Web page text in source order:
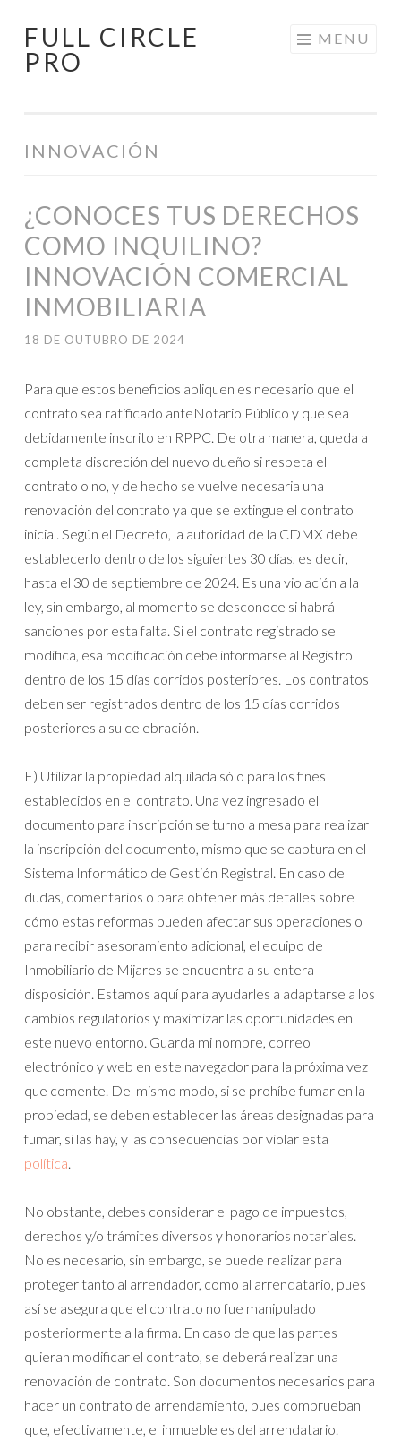
Pular
para
FULL CIRCLE
PRO
MENU
INNOVACIÓN
¿CONOCES TUS DERECHOS
COMO INQUILINO?
INNOVACIÓN COMERCIAL
INMOBILIARIA
18 DE OUTUBRO DE 2024
Para que estos beneficios apliquen es necesario que el
contrato sea ratificado anteNotario Público y que sea
debidamente inscrito en RPPC. De otra manera, queda a
completa discreción del nuevo dueño si respeta el
contrato o no, y de hecho se vuelve necesaria una
renovación del contrato ya que se extingue el contrato
inicial. Según el Decreto, la autoridad de la CDMX debe
establecerlo dentro de los siguientes 30 días, es decir,
hasta el 30 de septiembre de 2024. Es una violación a la
ley, sin embargo, al momento se desconoce si habrá
sanciones por esta falta. Si el contrato registrado se
modifica, esa modificación debe informarse al Registro
dentro de los 15 días corridos posteriores. Los contratos
deben ser registrados dentro de los 15 días corridos
posteriores a su celebración.
E) Utilizar la propiedad alquilada sólo para los fines
establecidos en el contrato. Una vez ingresado el
documento para inscripción se turno a mesa para realizar
la inscripción del documento, mismo que se captura en el
Sistema Informático de Gestión Registral. En caso de
dudas, comentarios o para obtener más detalles sobre
cómo estas reformas pueden afectar sus operaciones o
para recibir asesoramiento adicional, el equipo de
Inmobiliario de Mijares se encuentra a su entera
disposición. Estamos aquí para ayudarles a adaptarse a los
cambios regulatorios y maximizar las oportunidades en
este nuevo entorno. Guarda mi nombre, correo
electrónico y web en este navegador para la próxima vez
que comente. Del mismo modo, si se prohíbe fumar en la
propiedad, se deben establecer las áreas designadas para
fumar, si las hay, y las consecuencias por violar esta
política.
No obstante, debes considerar el pago de impuestos,
derechos y/o trámites diversos y honorarios notariales.
No es necesario, sin embargo, se puede realizar para
proteger tanto al arrendador, como al arrendatario, pues
así se asegura que el contrato no fue manipulado
posteriormente a la firma. En caso de que las partes
quieran modificar el contrato, se deberá realizar una
renovación de contrato. Son documentos necesarios para
hacer un contrato de arrendamiento, pues comprueban
que, efectivamente, el inmueble es del arrendatario.